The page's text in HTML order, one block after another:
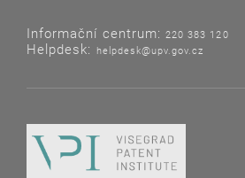
Informační centrum: 220 383 120
Helpdesk: helpdesk@upv.gov.cz